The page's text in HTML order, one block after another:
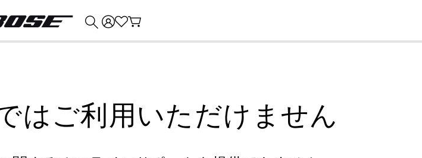
はご利用いただけません